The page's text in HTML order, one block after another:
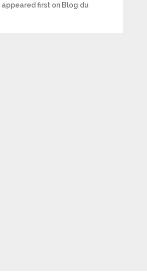
appeared first on Blog du